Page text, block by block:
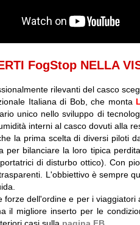
FogStop NELLA
rilevanti del casco
Italiana di Bob, che monta
unico nello sviluppo di
interni al casco dovuti alla
la prima scelta di diversi piloti
per bilanciare la loro tipica
di disturbo ottico). Con
L'obbiettivo è sempre
forze dell'ordine e per i
il migliore inserto per le